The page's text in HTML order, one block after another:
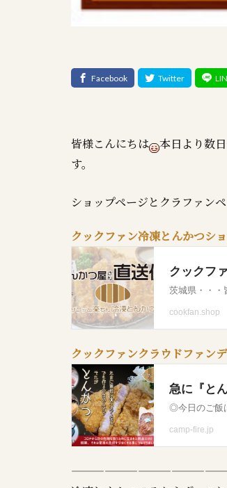
皆様こんにちは
本日より数
す。
ショップページとクラファン
クックファン冷凍とんかつシ
クックファンクラウドファン